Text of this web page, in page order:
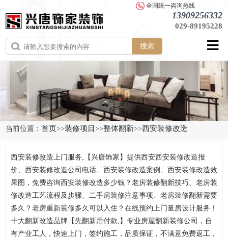
全国统一咨询热线
13909256332
029-89195228
搜索
当前位置：首页>>装修项目>>整体翻新>>西安装修改造
西安装修改造上门服务,【兴唐饰家】提供西安西安装修改造报
价、西安装修改造公司电话、西安装修改造案例、西安装修改造效
果图，免费咨询西安装修改造多少钱？老房装修翻新技巧、老房装
修改造工艺流程及步骤、二手房装修注意事项、老房装修翻新需要
多久？老房重新装修多久可以入住？在线预约上门量房设计服务！
十大翻新改造品牌【先翻新后付款,】专业房屋翻新装修公司，自
有产业工人，快速上门，签约施工，品质保证，不满意免费返工，